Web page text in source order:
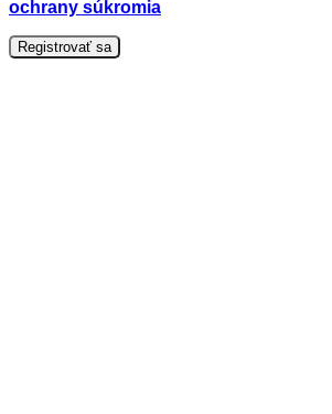
ochrany súkromia
Registrovať sa